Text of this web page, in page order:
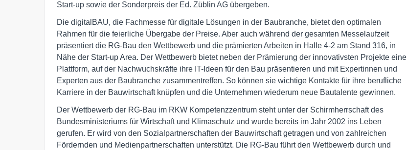
Start-up sowie der Sonderpreis der Ed. Züblin AG übergeben.
Die digitalBAU, die Fachmesse für digitale Lösungen in der Baubranche, bietet den optimalen
Rahmen für die feierliche Übergabe der Preise. Aber auch während der gesamten Messelaufzeit
präsentiert die RG-Bau den Wettbewerb und die prämierten Arbeiten in Halle 4-2 am Stand 316, in
Nähe der Start-up Area. Der Wettbewerb bietet neben der Prämierung der innovativsten Projekte eine
Plattform, auf der Nachwuchskräfte ihre IT-Ideen für den Bau präsentieren und mit Expertinnen und
Experten aus der Baubranche zusammentreffen. So können sie wichtige Kontakte für ihre berufliche
Karriere in der Bauwirtschaft knüpfen und die Unternehmen wiederum neue Bautalente gewinnen.
Der Wettbewerb der RG-Bau im RKW Kompetenzzentrum steht unter der Schirmherrschaft des
Bundesministeriums für Wirtschaft und Klimaschutz und wurde bereits im Jahr 2002 ins Leben
gerufen. Er wird von den Sozialpartnerschaften der Bauwirtschaft getragen und von zahlreichen
Fördernden und Medienpartnerschaften unterstützt. Die RG-Bau führt den Wettbewerb durch und